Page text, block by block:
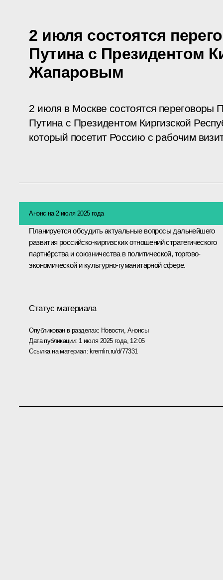
2 июля состоятся
Путина с Президентом
Жапаровым
2 июля в Москве состоятся переговоры
Путина с Президентом Киргизской
который посетит Россию с рабочим
Анонс на 2 июля 2025 года
Планируется обсудить актуальные вопросы дальнейшего
развития российско-киргизских отношений стратегического
партнёрства и союзничества в политической, торгово-
экономической и культурно-гуманитарной сфере.
Статус материала
Опубликован в разделах: Новости, Анонсы
Дата публикации: 1 июля 2025 года, 12:05
Ссылка на материал: kremlin.ru/d/77331